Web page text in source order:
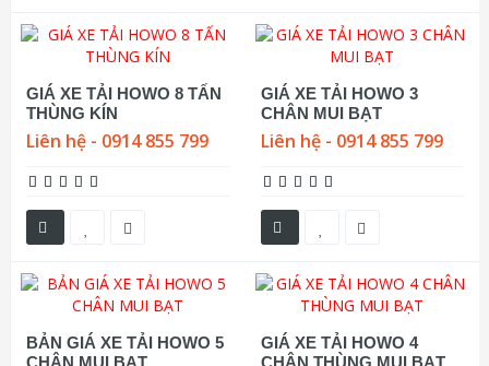
GIÁ XE TẢI HOWO 8 TẤN
THÙNG KÍN
Liên hệ - 0914 855 799
GIÁ XE TẢI HOWO 3
CHÂN MUI BẠT
Liên hệ - 0914 855 799
BẢN GIÁ XE TẢI HOWO 5
CHÂN MUI BẠT
GIÁ XE TẢI HOWO 4
CHÂN THÙNG MUI BẠT